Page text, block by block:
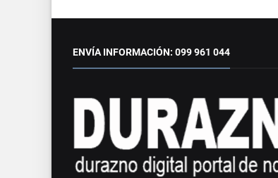
ENVÍA INFORMACIÓN: 099 961 044